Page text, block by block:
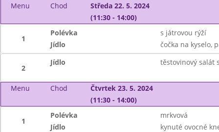
Menu Chod
Středa 22. 5. 2024
(11:30 - 14:00)
1
Polévka
s játrovou rýží
Jídlo
čočka na kyselo,
2
Jídlo těstovinový salát
Menu Chod
Čtvrtek 23. 5. 2024
(11:30 - 14:00)
1
Polévka
mrkvová
Jídlo
kynuté ovocné